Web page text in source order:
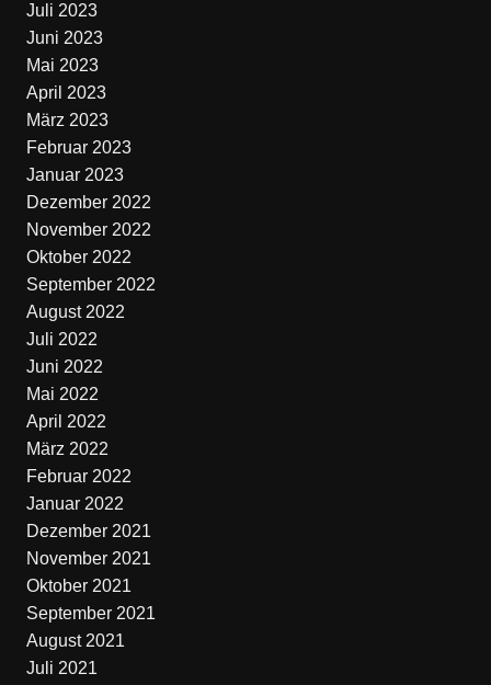
Juli 2023
Juni 2023
Mai 2023
April 2023
März 2023
Februar 2023
Januar 2023
Dezember 2022
November 2022
Oktober 2022
September 2022
August 2022
Juli 2022
Juni 2022
Mai 2022
April 2022
März 2022
Februar 2022
Januar 2022
Dezember 2021
November 2021
Oktober 2021
September 2021
August 2021
Juli 2021